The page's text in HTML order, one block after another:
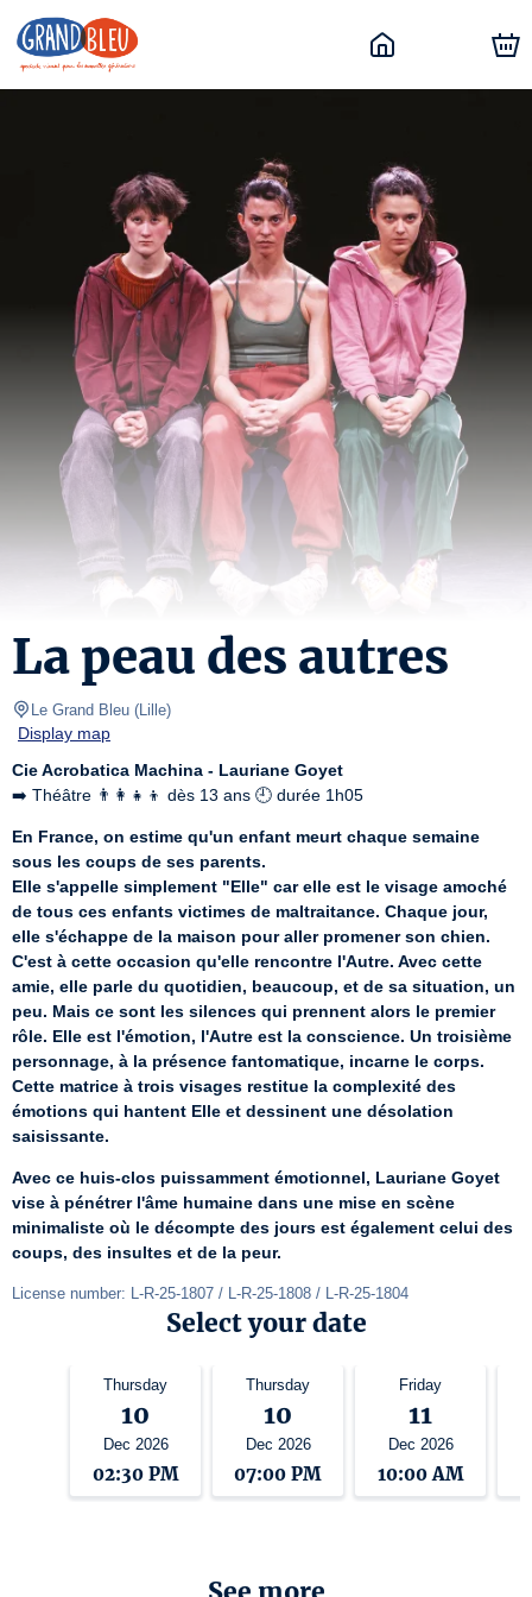
La peau des autres
Le Grand Bleu (Lille)
Display map
Cie Acrobatica Machina - Lauriane Goyet
➡️ Théâtre 👨‍👩‍👧‍👦 dès 13 ans 🕘 durée 1h05
En France, on estime qu'un enfant meurt chaque semaine
sous les coups de ses parents.
Elle s'appelle simplement "Elle" car elle est le visage amoché
de tous ces enfants victimes de maltraitance. Chaque jour,
elle s'échappe de la maison pour aller promener son chien.
C'est à cette occasion qu'elle rencontre l'Autre. Avec cette
amie, elle parle du quotidien, beaucoup, et de sa situation, un
peu. Mais ce sont les silences qui prennent alors le premier
rôle. Elle est l'émotion, l'Autre est la conscience. Un troisième
personnage, à la présence fantomatique, incarne le corps.
Cette matrice à trois visages restitue la complexité des
émotions qui hantent Elle et dessinent une désolation
saisissante.
Avec ce huis-clos puissamment émotionnel, Lauriane Goyet
vise à pénétrer l'âme humaine dans une mise en scène
minimaliste où le décompte des jours est également celui des
coups, des insultes et de la peur.
License number: L-R-25-1807 / L-R-25-1808 / L-R-25-1804
Select your date
Thursday
10
Dec 2026
02:30 PM
Thursday
10
Dec 2026
07:00 PM
Friday
11
Dec 2026
10:00 AM